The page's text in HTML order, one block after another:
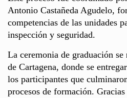
Antonio Castañeda Agudelo,
competencias de las unidades
inspección y seguridad.
La ceremonia de graduación
de Cartagena, donde se
los participantes que
procesos de formación.